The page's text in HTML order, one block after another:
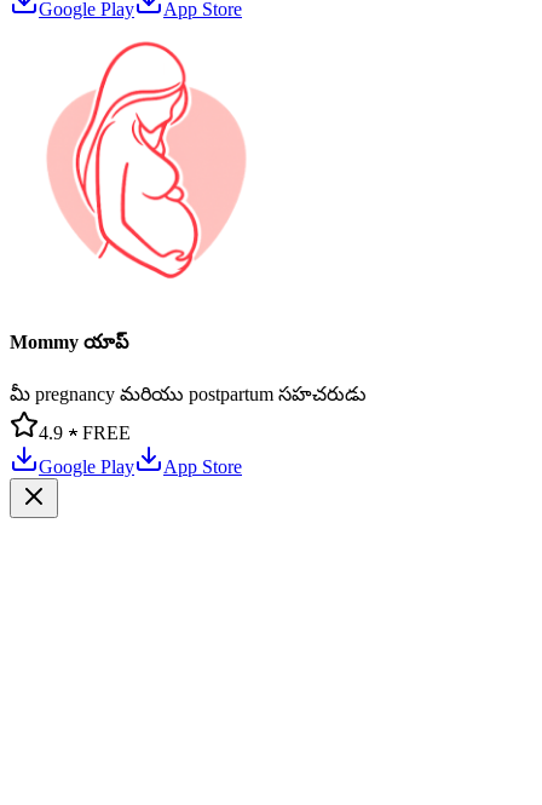
Google Play App Store
Mommy యాప్
మీ pregnancy మరియు postpartum సహచరుడు
4.9 ★ FREE
Google Play
App Store